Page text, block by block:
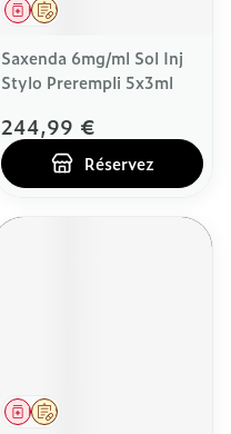
Sur prescription
Médicament
Saxenda 6mg/ml Sol Inj
Stylo Prerempli 5x3ml
244,99 €
Réservez
Sur prescription
Médicament